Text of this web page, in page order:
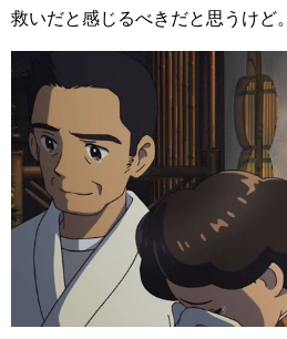
救いだと感じるべきだと思うけど。